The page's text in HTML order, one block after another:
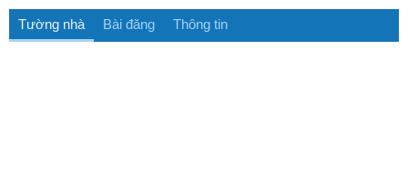
Tường nhà Bài đăng Thông tin